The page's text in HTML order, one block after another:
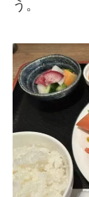
う。